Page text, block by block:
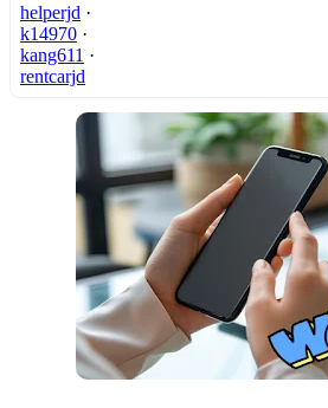
helperjd ·
k14970 ·
kang611 ·
rentcarjd